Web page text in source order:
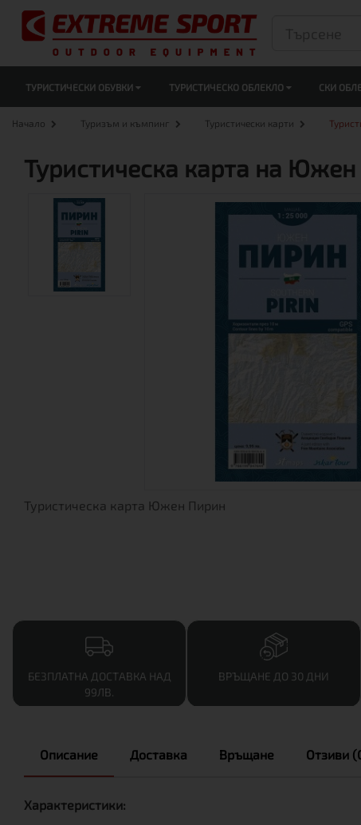
ТУРИСТИЧЕСКИ ОБУВКИ ТУРИСТИЧЕСКО ОБЛЕКЛО СКИ
Начало Туризъм и къмпинг Туристически карти
Туристическа карта на
Туристическа карта Южен Пирин
БЕЗПЛАТНА ДОСТАВКА НАД
99ЛВ.
ВРЪЩАНЕ ДО 30 ДНИ
Описание Доставка Връщане Отзиви
Характеристики: